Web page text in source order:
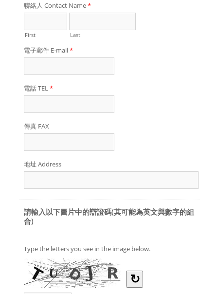
聯絡人 Contact Name*
First Last
電子郵件 E-mail*
電話 TEL*
傳真 FAX
地址 Address
請輸入以下圖片中的辯證碼(其可能為英文與數字的組
合)
Type the letters you see in the image below.
↻